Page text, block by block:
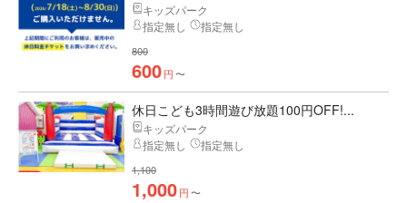
キッズパーク
指定無し
指定無し
800
600円 〜
休日こども3時間遊び放題100円OFF!...
キッズパーク
指定無し
指定無し
1,100
1,000円 〜